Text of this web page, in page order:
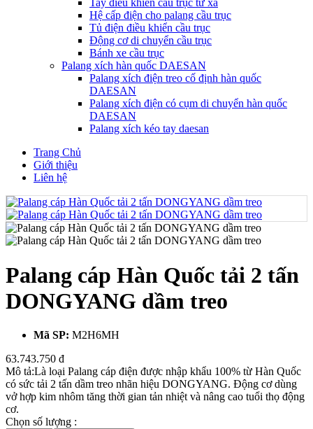
Tay điều khiển cầu trục từ xa
Hệ cấp điện cho palang cầu trục
Tủ điện điều khiển cầu trục
Động cơ di chuyển cầu trục
Bánh xe cầu trục
Palang xích hàn quốc DAESAN
Palang xích điện treo cố định hàn quốc
DAESAN
Palang xích điện có cụm di chuyển hàn quốc
DAESAN
Palang xích kéo tay daesan
Trang Chủ
Giới thiệu
Liên hệ
Palang cáp Hàn Quốc tải 2 tấn
DONGYANG dầm treo
Mã SP: M2H6MH
63.743.750 đ
Mô tả:Là loại Palang cáp điện được nhập khẩu 100% từ Hàn Quốc
có sức tải 2 tấn dầm treo nhãn hiệu DONGYANG. Động cơ dùng
vở hợp kim nhôm tăng thời gian tản nhiệt và nâng cao tuổi thọ động
cơ.
Chọn số lượng :